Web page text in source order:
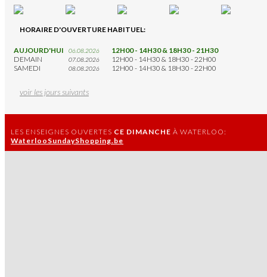
HORAIRE D'OUVERTURE HABITUEL:
AUJOURD'HUI 06.08.2026
12H00 - 14H30 & 18H30 - 21H30
DEMAIN
07.08.2026
12H00 - 14H30 & 18H30 - 22H00
SAMEDI
08.08.2026 12H00 - 14H30 & 18H30 - 22H00
voir les jours suivants
LES ENSEIGNES OUVERTES CE DIMANCHE À WATERLOO:
WaterlooSundayShopping.be